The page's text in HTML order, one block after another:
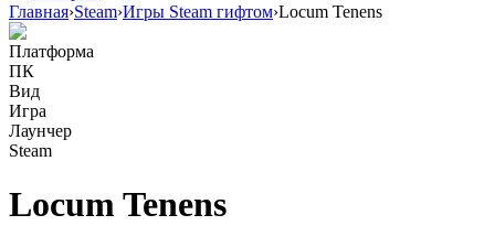
Главная›Steam›Игры Steam гифтом›Locum Tenens
Платформа
ПК
Вид
Игра
Лаунчер
Steam
Locum Tenens